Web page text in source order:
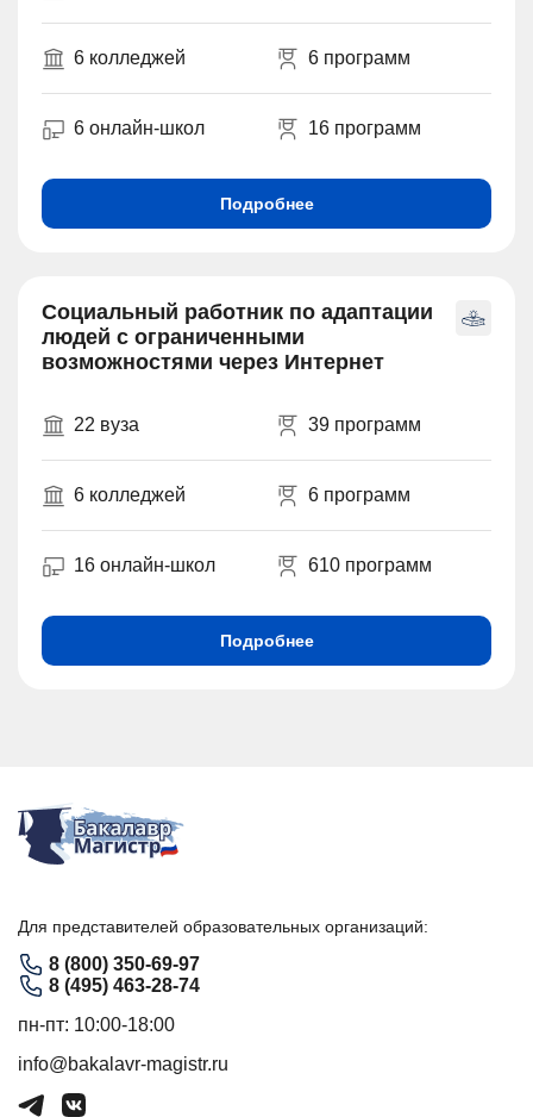
6 колледжей 6 программ
6 онлайн-школ 16 программ
Подробнее
Социальный работник по адаптации
людей с ограниченными
возможностями через Интернет
22 вуза 39 программ
6 колледжей 6 программ
16 онлайн-школ 610 программ
Подробнее
Для представителей образовательных организаций:
8 (800) 350-69-97
8 (495) 463-28-74
пн-пт: 10:00-18:00
info@bakalavr-magistr.ru